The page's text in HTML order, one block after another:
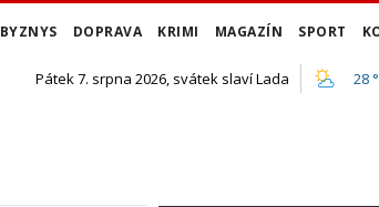
BYZNYS DOPRAVA KRIMI MAGAZÍN SPORT
Pátek 7. srpna 2026, svátek slaví Lada 28